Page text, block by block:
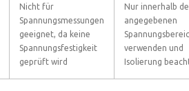
Nicht für
Spannungsmessungen
geeignet, da keine
Spannungsfestigkeit
geprüft wird
Nur innerhalb
angegebenen
verwenden und
Isolierung